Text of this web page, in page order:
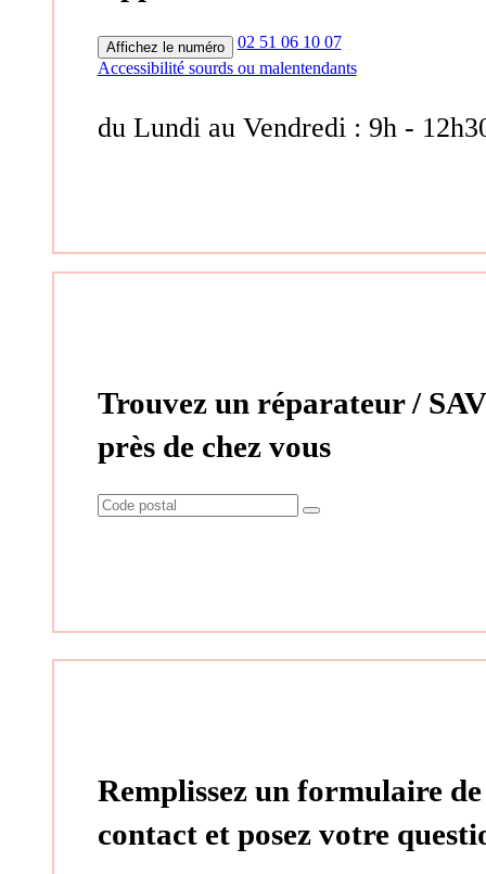
Affichez le numéro
02 51 06 10 07
Accessibilité sourds ou malentendants
du Lundi au Vendredi : 9h -
Trouvez un réparateur / SAV
près de chez vous
Remplissez un formulaire de
contact et posez votre